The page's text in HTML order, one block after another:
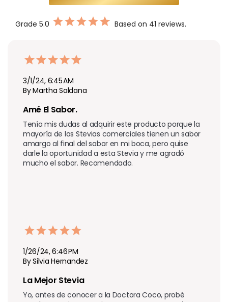
Grade 5.0 Based on 41 reviews.
3/1/24, 6:45 AM
By Martha Saldana
Amé El Sabor.
Tenía mis dudas al adquirir este producto porque la
mayoría de las Stevias comerciales tienen un sabor
amargo al final del sabor en mi boca, pero quise
darle la oportunidad a esta Stevia y me agradó
mucho el sabor. Recomendado.
1/26/24, 6:46 PM
By Silvia Hernandez
La Mejor Stevia
Yo, antes de conocer a la Doctora Coco, probé